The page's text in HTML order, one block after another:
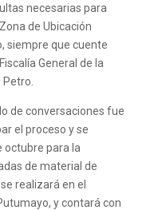
necesarias para
de Ubicación
siempre que cuente
General de la
de conversaciones fue
el proceso y se
octubre para la
de material de
realizará en el
y contará con